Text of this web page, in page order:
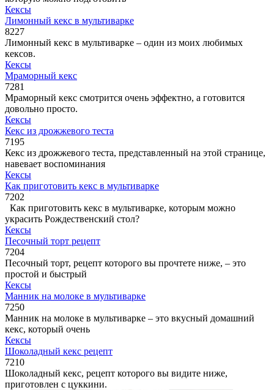
Кексы
Лимонный кекс в мультиварке
8227
Лимонный кекс в мультиварке – один из моих любимых
кексов.
Кексы
Мраморный кекс
7281
Мраморный кекс смотрится очень эффектно, а готовится
довольно просто.
Кексы
Кекс из дрожжевого теста
7195
Кекс из дрожжевого теста, представленный на этой странице,
навевает воспоминания
Кексы
Как приготовить кекс в мультиварке
7202
Как приготовить кекс в мультиварке, которым можно
украсить Рождественский стол?
Кексы
Песочный торт рецепт
7204
Песочный торт, рецепт которого вы прочтете ниже, – это
простой и быстрый
Кексы
Манник на молоке в мультиварке
7250
Манник на молоке в мультиварке – это вкусный домашний
кекс, который очень
Кексы
Шоколадный кекс рецепт
7210
Шоколадный кекс, рецепт которого вы видите ниже,
приготовлен с цуккини.